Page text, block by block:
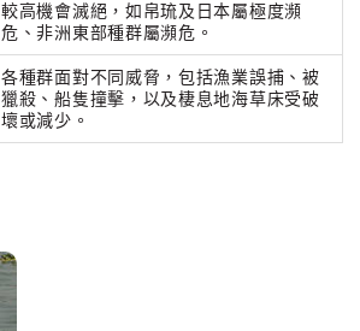
較高機會滅絕，如帛琉及日本屬極度瀕
危、非洲東部種群屬瀕危。
各種群面對不同威脅，包括漁業誤捕、被
獵殺、船隻撞擊，以及棲息地海草床受破
壞或減少。